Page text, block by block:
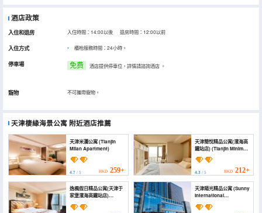
酒店政策
入住和退房 入住時間：14:00以後 退房時間：12:00以前
入住方式 櫃枱服務時間：24小時。
停車場 免费 酒店提供停車位，詳情請諮詢酒店 。
寵物 不可攜帶寵物。
天津棲緣海景公寓 附近酒店推薦
天津米瀾公寓 (Tianjin
Milan Apartment)
4.7 / 5 HKD 259+
天津簡悅精品公寓(濱海高
鐵站店) (Tianjin Minimal
Boutique Hotel
Apartment)
4.3/ 5 HKD 212+
逸楓假日精品公寓(天津于
家堡濱海高鐵站店)
Boutique Apartment
天津陽光精品公寓 (Sunny
International